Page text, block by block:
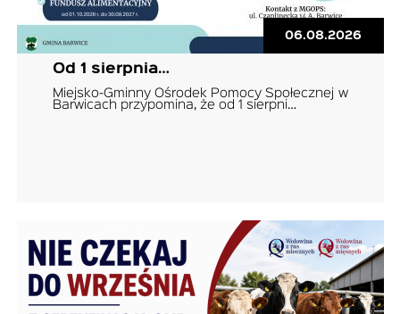
06.08.2026
Od 1 sierpnia…
Miejsko-Gminny Ośrodek Pomocy Społecznej w
Barwicach przypomina, że od 1 sierpni…